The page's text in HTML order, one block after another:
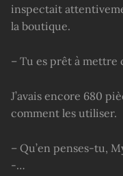
inspectait
la boutique.
– Tu es prêt à mettre
J’avais encore 680
comment les utiliser.
– Qu’en penses-tu,
-…